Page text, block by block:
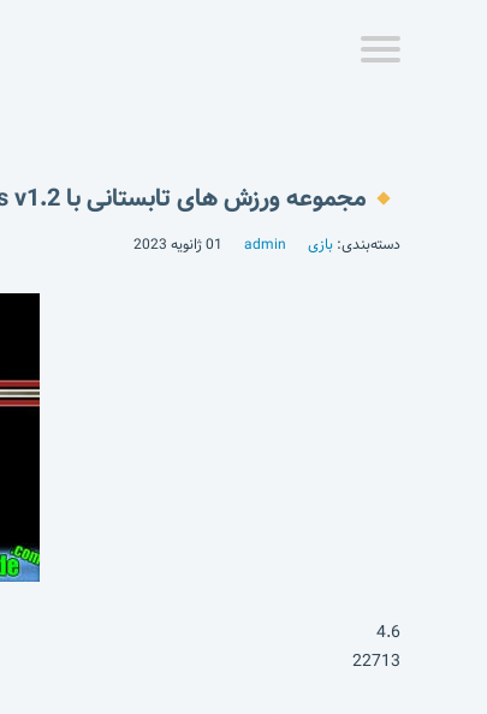
مجموعه ورزش های تابستانی با Athletics: Summer Sports v1.2
دسته‌بندی: بازی admin 01 ژانویه 2023
4.6
22713